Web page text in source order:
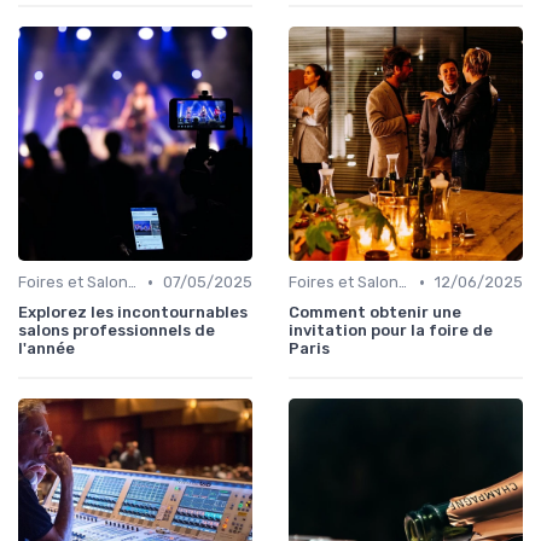
Foires et Salons Grand Public • 07/05/2025
Explorez les incontournables
salons professionnels de
l'année
Foires et Salons Grand Public • 12/06/2025
Comment obtenir une
invitation pour la foire de
Paris